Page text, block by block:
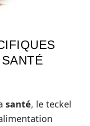
santé, le teckel